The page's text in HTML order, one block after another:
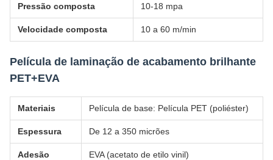
Pressão composta 10-18 mpa
Velocidade composta 10 a 60 m/min
Película de laminação de acabamento brilhante
PET+EVA
Materiais Película de base: Película PET (poliéster)
Espessura De 12 a 350 micrões
Adesão EVA (acetato de etilo vinil)